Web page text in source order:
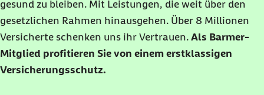
gesund zu bleiben. Mit Leistungen, die weit über den
gesetzlichen Rahmen hinausgehen. Über 8 Millionen
Versicherte schenken uns ihr Vertrauen. Als Barmer-
Mitglied profitieren Sie von einem erstklassigen
Versicherungsschutz.